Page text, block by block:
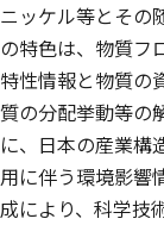
ニッケル等とその
の特色は、物質フ
特性情報と物質の
質の分配挙動等の
に、日本の産業構
用に伴う環境影響
成により、科学技